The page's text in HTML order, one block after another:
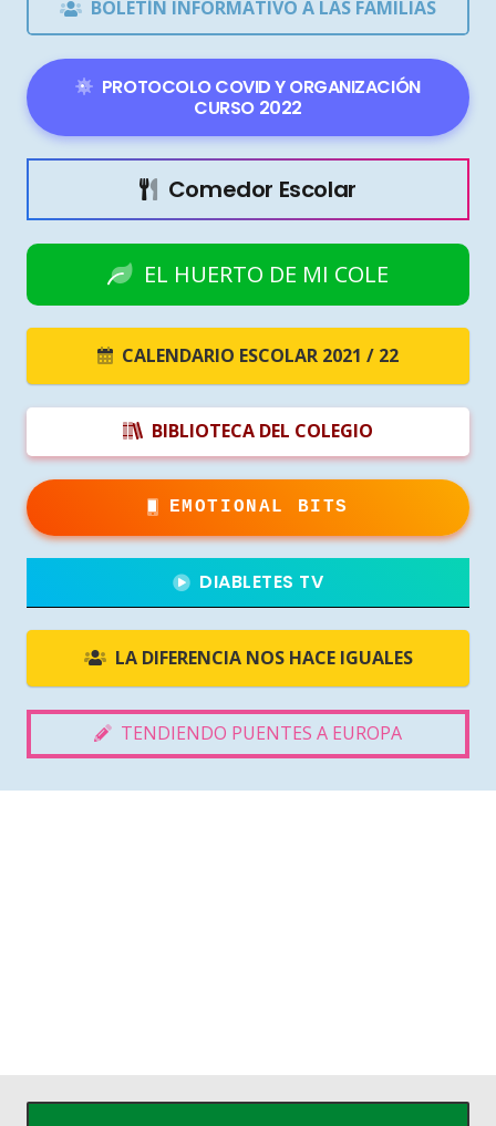
BOLETÍN INFORMATIVO A LAS FAMILIAS
PROTOCOLO COVID Y ORGANIZACIÓN
CURSO 2022
Comedor Escolar
EL HUERTO DE MI COLE
CALENDARIO ESCOLAR 2021 / 22
BIBLIOTECA DEL COLEGIO
EMOTIONAL BITS
DIABLETES TV
LA DIFERENCIA NOS HACE IGUALES
TENDIENDO PUENTES A EUROPA